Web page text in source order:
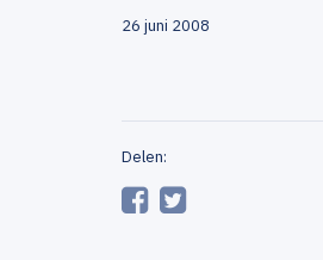
26 juni 2008
Delen: